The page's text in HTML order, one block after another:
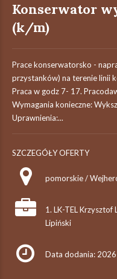
Konserwator
(k/m)
Prace konserwatorsko -
przystanków) na terenie linii
Praca w godz 7- 17.
Wymagania konieczne:
Uprawnienia:...
SZCZEGÓŁY OFERTY
pomorskie /
1. LK-TEL
Lipiński
Data dodania: